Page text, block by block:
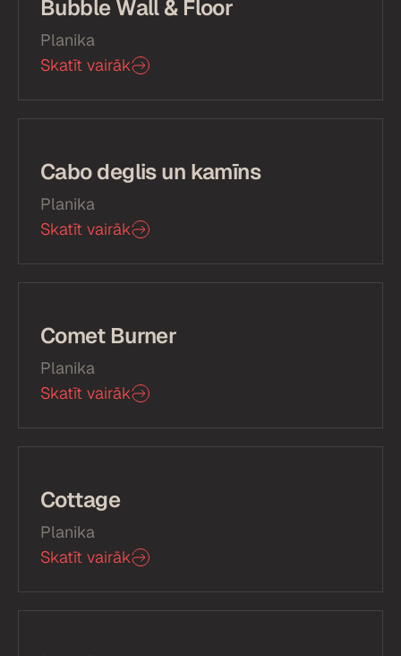
Bubble Wall & Floor
Planika
Skatīt vairāk
Cabo deglis un kamīns
Planika
Skatīt vairāk
Comet Burner
Planika
Skatīt vairāk
Cottage
Planika
Skatīt vairāk